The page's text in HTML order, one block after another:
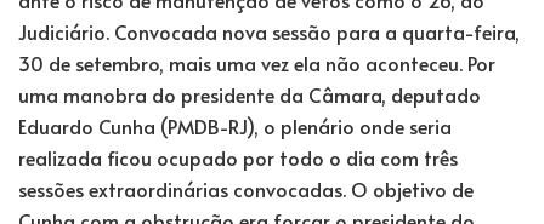
Judiciário. Convocada nova sessão para a quarta-feira,
30 de setembro, mais uma vez ela não aconteceu. Por
uma manobra do presidente da Câmara, deputado
Eduardo Cunha (PMDB-RJ), o plenário onde seria
realizada ficou ocupado por todo o dia com três
sessões extraordinárias convocadas. O objetivo de